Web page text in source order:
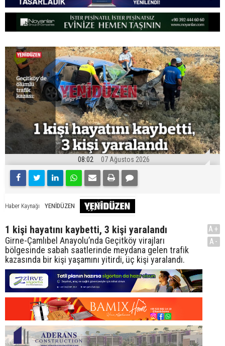
08:02 07 Ağustos 2026
Haber Kaynağı YENİDÜZEN
1 kişi hayatını kaybetti, 3 kişi yaralandı
Girne-Çamlıbel Anayolu’nda Geçitköy virajları
bölgesinde sabah saatlerinde meydana gelen trafik
kazasında bir kişi yaşamını yitirdi, üç kişi yaralandı.
A+
A-